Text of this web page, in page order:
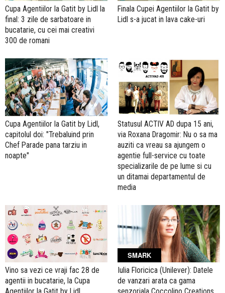
Cupa Agentiilor la Gatit by Lidl la
final: 3 zile de sarbatoare in
bucatarie, cu cei mai creativi
300 de romani
Finala Cupei Agentiilor la Gatit by
Lidl s-a jucat in lava cake-uri
Cupa Agentiilor la Gatit by Lidl,
capitolul doi: "Trebaluind prin
Chef Parade pana tarziu in
noapte"
Statusul ACTIV AD dupa 15 ani,
via Roxana Dragomir: Nu o sa ma
auziti ca vreau sa ajungem o
agentie full-service cu toate
specializarile de pe lume si cu
un ditamai departamentul de
media
Vino sa vezi ce vraji fac 28 de
agentii in bucatarie, la Cupa
SMARK
Iulia Floricica (Unilever): Datele
de vanzari arata ca gama